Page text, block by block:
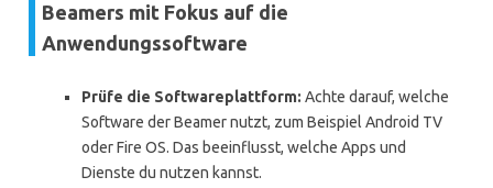
Beamers mit Fokus auf die
Anwendungssoftware
Prüfe die Softwareplattform: Achte darauf, welche
Software der Beamer nutzt, zum Beispiel Android TV
oder Fire OS. Das beeinflusst, welche Apps und
Dienste du nutzen kannst.